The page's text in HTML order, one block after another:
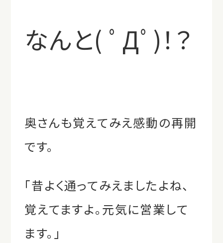
なんと( ﾟДﾟ)！？
奥さんも覚えてみえ感動の再開
です。
「昔よく通ってみえましたよね、
覚えてますよ。元気に営業して
ます。」